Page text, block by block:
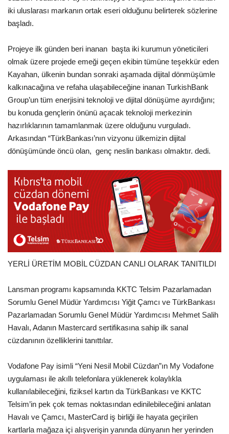
iki uluslarası markanın ortak eseri olduğunu belirterek sözlerine
başladı.
Projeye ilk günden beri inanan başta iki kurumun yöneticileri
olmak üzere projede emeği geçen ekibin tümüne teşekkür eden
Kayahan, ülkenin bundan sonraki aşamada dijital dönmüşümle
kalkınacağına ve refaha ulaşabileceğine inanan TurkishBank
Group’un tüm enerjisini teknoloji ve dijital dönüşüme ayırdığını;
bu konuda gençlerin önünü açacak teknoloji merkezinin
hazırlıklarının tamamlanmak üzere olduğunu vurguladı.
Arkasından “TürkBankası’nın vizyonu ülkemizin dijital
dönüşümünde öncü olan, genç neslin bankası olmaktır. dedi.
YERLİ ÜRETİM MOBİL CÜZDAN CANLI OLARAK TANITILDI
Lansman programı kapsamında KKTC Telsim Pazarlamadan
Sorumlu Genel Müdür Yardımcısı Yiğit Çamcı ve TürkBankası
Pazarlamadan Sorumlu Genel Müdür Yardımcısı Mehmet Salih
Havalı, Adanın Mastercard sertifikasına sahip ilk sanal
cüzdanının özelliklerini tanıttılar.
Vodafone Pay isimli “Yeni Nesil Mobil Cüzdan”ın My Vodafone
uygulaması ile akıllı telefonlara yüklenerek kolaylıkla
kullanılabileceğini, fiziksel kartın da TürkBankası ve KKTC
Telsim’in pek çok temas noktasından edinilebileceğini anlatan
Havalı ve Çamcı, MasterCard iş birliği ile hayata geçirilen
kartlarla mağaza içi alışverişin yanında dünyanın her yerinden